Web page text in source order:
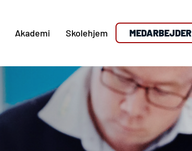
Akademi Skolehjem MEDARBEJDER